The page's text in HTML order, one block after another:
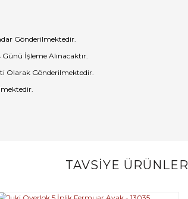
Gönderilmektedir.
İşleme Alınacaktır.
Olarak Gönderilmektedir.
Bu ürüne ilk yorumu siz yapın!
TAVSİYE ÜRÜNLER